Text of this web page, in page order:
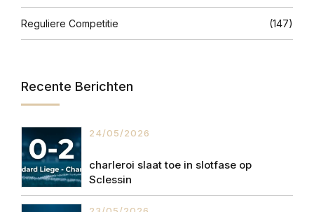
Reguliere Competitie (147)
Recente Berichten
24/05/2026
charleroi slaat toe in slotfase op
Sclessin